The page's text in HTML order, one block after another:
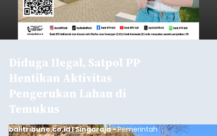
Submitted bycontributor onThu, 08/06/2026 - 20:29
Baca Selengkapnya
Belanja 2027 Tembus Rp14
Triliun, DPRD Badung Wanti-
wanti Pemerintah Kelola
Anggaran Secara Cermat